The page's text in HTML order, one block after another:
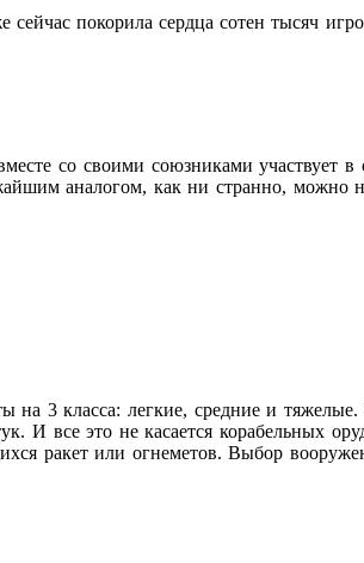
покорила сердца сотен тысяч
со своими союзниками
аналогом, как ни странно, можно
на 3 класса: легкие, средние и
И все это не касается корабельных
ракет или огнеметов. Выбор